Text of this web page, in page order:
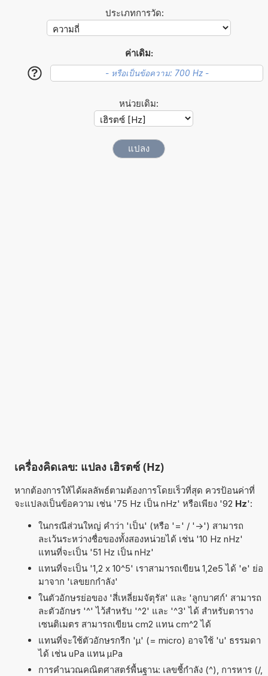
ประเภทการวัด:
ค่าเดิม:
?
หน่วยเดิม:
เครื่องคิดเลข: แปลง เฮิรตซ์ (Hz)
หากต้องการให้ได้ผลลัพธ์ตามต้องการโดยเร็วที่สุด ควรป้อนค่าที่
จะแปลงเป็นข้อความ เช่น '75 Hz เป็น nHz' หรือเพียง '92 Hz':
ในกรณีส่วนใหญ่ คำว่า 'เป็น' (หรือ '=' / '->') สามารถ
ละเว้นระหว่างชื่อของทั้งสองหน่วยได้ เช่น '10 Hz nHz'
แทนที่จะเป็น '51 Hz เป็น nHz'
แทนที่จะเป็น '1,2 x 10^5' เราสามารถเขียน 1,2e5 ได้ 'e' ย่อ
มาจาก 'เลขยกกำลัง'
ในตัวอักษรย่อของ 'สี่เหลี่ยมจัตุรัส' และ 'ลูกบาศก์' สามารถ
ละตัวอักษร '^' ไว้สำหรับ '^2' และ '^3' ได้ สำหรับตาราง
เซนติเมตร สามารถเขียน cm2 แทน cm^2 ได้
แทนที่จะใช้ตัวอักษรกรีก 'µ' (= micro) อาจใช้ 'u' ธรรมดา
ได้ เช่น uPa แทน µPa
การคำนวณคณิตศาสตร์พื้นฐาน: เลขชี้กำลัง (^), การหาร (/,